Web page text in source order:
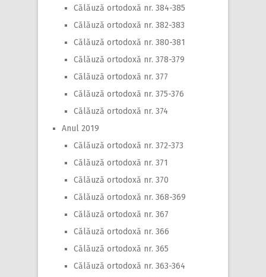
Călăuză ortodoxă nr. 384-385
Călăuză ortodoxă nr. 382-383
Călăuză ortodoxă nr. 380-381
Călăuză ortodoxă nr. 378-379
Călăuză ortodoxă nr. 377
Călăuză ortodoxă nr. 375-376
Călăuză ortodoxă nr. 374
Anul 2019
Călăuză ortodoxă nr. 372-373
Călăuză ortodoxă nr. 371
Călăuză ortodoxă nr. 370
Călăuză ortodoxă nr. 368-369
Călăuză ortodoxă nr. 367
Călăuză ortodoxă nr. 366
Călăuză ortodoxă nr. 365
Călăuză ortodoxă nr. 363-364